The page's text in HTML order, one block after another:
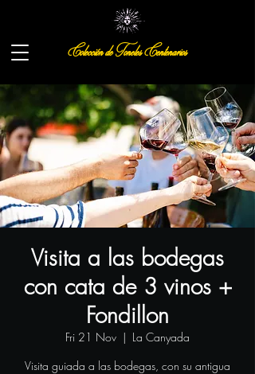
Colección de Toneles Centenarios
Visita a las bodegas
con cata de 3 vinos +
Fondillon
Fri 21 Nov
  |
La Canyada
Visita guiada a las bodegas, con su antigua